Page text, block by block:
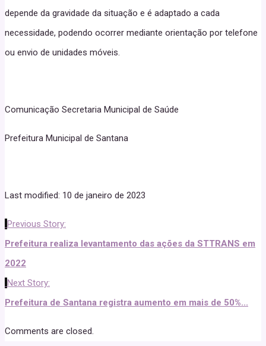
depende da gravidade da situação e é adaptado a cada
necessidade, podendo ocorrer mediante orientação por telefone
ou envio de unidades móveis.
Comunicação Secretaria Municipal de Saúde
Prefeitura Municipal de Santana
Last modified: 10 de janeiro de 2023
Previous Story:
Prefeitura realiza levantamento das ações da STTRANS em
2022
Next Story:
Prefeitura de Santana registra aumento em mais de 50%...
Comments are closed.